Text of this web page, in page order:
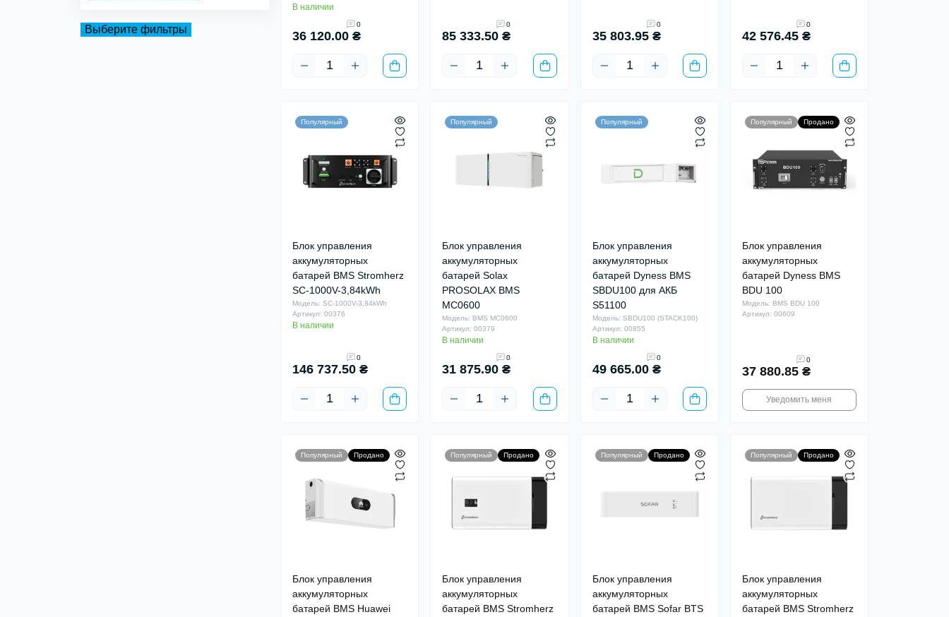
Выберите фильтры
В наличии
0
36 120.00 ₴
0
85 333.50 ₴
0
35 803.95 ₴
0
42 576.45 ₴
Популярный
Блок управления
аккумуляторных
батарей BMS Stromherz
SС-1000V-3,84kWh
Модель: SС-1000V-3,84kWh
Артикул: 00376
В наличии
0
146 737.50 ₴
Популярный
Блок управления
аккумуляторных
батарей Solax
PROSOLAX BMS
MC0600
Модель: BMS MC0600
Артикул: 00379
В наличии
0
31 875.90 ₴
Популярный
Блок управления
аккумуляторных
батарей Dyness BMS
SBDU100 для АКБ
S51100
Модель: SBDU100 (STACK100)
Артикул: 00855
В наличии
0
49 665.00 ₴
Популярный Продано
Блок управления
аккумуляторных
батарей Dyness BMS
BDU 100
Модель: BMS BDU 100
Артикул: 00609
0
37 880.85 ₴
Уведомить меня
Популярный Продано
Блок управления
аккумуляторных
батарей BMS Huawei
Популярный Продано
Блок управления
аккумуляторных
батарей BMS Stromherz
Популярный Продано
Блок управления
аккумуляторных
батарей BMS Sofar BTS
Популярный Продано
Блок управления
аккумуляторных
батарей BMS Stromherz